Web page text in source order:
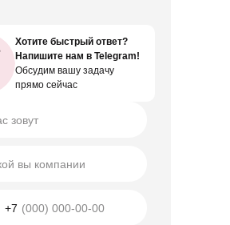
Хотите быстрый ответ?
Напишите нам в Telegram!
Обсудим вашу задачу
прямо сейчас
Хотите быстрый ответ?
Напишите нам в Telegram!
Обсудим вашу задачу
прямо сейчас
+7